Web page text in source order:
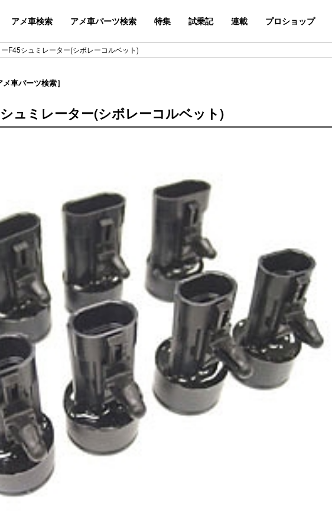
アメ車検索 アメ車パーツ検索 特集 試乗記 連載 プロショップ
F45シュミレーター(シボレーコルベット)
メ車パーツ検索］
ュミレーター(シボレーコルベット)